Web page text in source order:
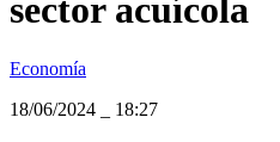
sector acuícola
Economía
18/06/2024
18:27